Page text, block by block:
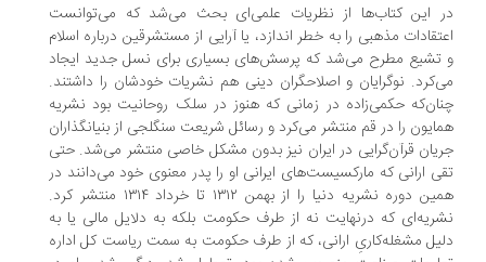
این کتاب‌ها از نظریات علمی‌ای بحث می‌شد که می‌توانست
مذهبی را به خطر اندازد، یا آرایی از مستشرقین درباره اسلام
مطرح می‌شد که پرسش‌های بسیاری برای نسل جدید ایجاد
نوگرایان و اصلاحگران دینی هم نشریات خودشان را داشتند.
حکمی‌زاده در زمانی که هنوز در سلک روحانیت بود نشریه
را در قم منتشر می‌کرد و رسائل شریعت سنگلجی از بنیانگذاران
قرآن‌گرایی در ایران نیز بدون مشکل خاصی منتشر می‌شد. حتی
ارانی که مارکسیست‌های ایرانی او را پدر معنوی خود می‌دانند در
همین دوره نشریه دنیا را از بهمن ۱۳۱۲ تا خرداد ۱۳۱۴ منتشر كرد.
که در‌نهایت نه از طرف حکومت بلکه به دلایل مالی یا به
مشغله‌کاریِ ارانی، که از طرف حکومت به سمت ریاست کل اداره